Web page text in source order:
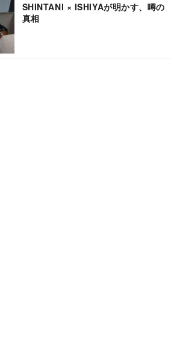
SHINTANI × ISHIYAが明かす、噂の
真相